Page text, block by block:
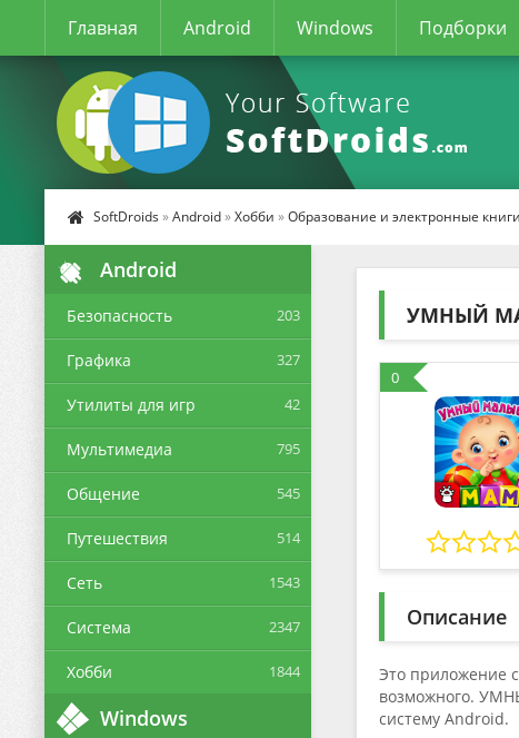
Главная Android Windows Подборки
SoftDroids »Android»Хобби »Образование и электронные книги
Android
Безопасность 203
Графика 327
Утилиты для игр 42
Мультимедиа 795
Общение 545
Путешествия 514
Сеть 1543
Система 2347
Хобби 1844
Windows
УМНЫЙ
0
Описание
Это приложение
возможного.
систему Android.